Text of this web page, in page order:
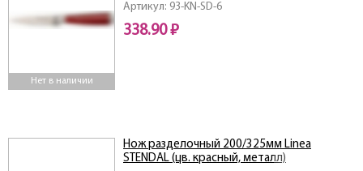
Нет в наличии
Артикул: 93-KN-SD-6
338.90 ₽
Нож разделочный 200/325мм Linea
STENDAL (цв. красный, металл)